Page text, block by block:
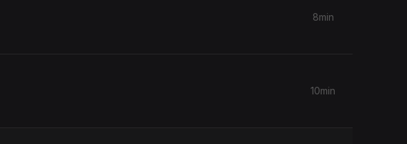
8min
10min